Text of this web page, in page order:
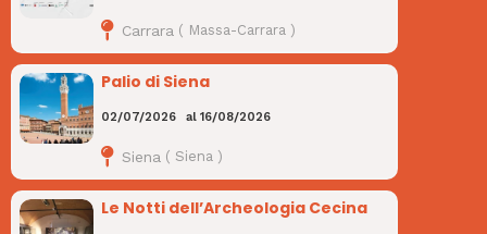
Carrara ( Massa-Carrara )
Palio di Siena
02/07/2026 al16/08/2026
Siena ( Siena )
Le Notti dell’Archeologia Cecina